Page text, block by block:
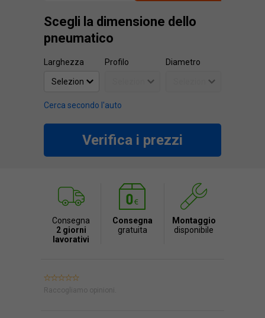
Scegli la dimensione dello
pneumatico
Larghezza Profilo Diametro
Cerca secondo l'auto
Verifica i prezzi
Consegna
2 giorni
lavorativi
Consegna
gratuita
Montaggio
disponibile
Raccogliamo opinioni.